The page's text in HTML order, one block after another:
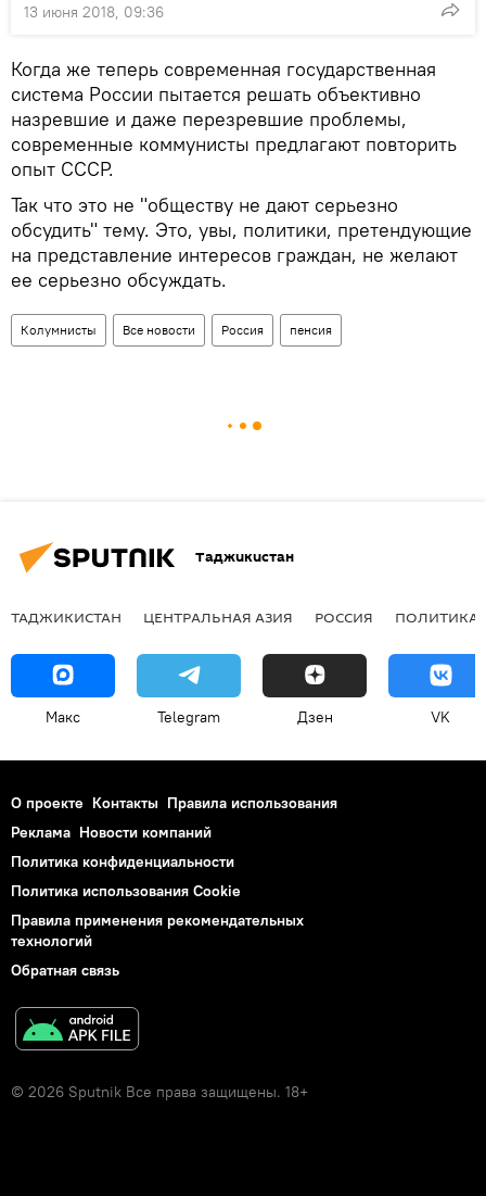
13 июня 2018, 09:36
Когда же теперь современная государственная
система России пытается решать объективно
назревшие и даже перезревшие проблемы,
современные коммунисты предлагают повторить
опыт СССР.
Так что это не "обществу не дают серьезно
обсудить" тему. Это, увы, политики, претендующие
на представление интересов граждан, не желают
ее серьезно обсуждать.
Колумнисты Все новости Россия пенсия
Таджикистан
ТАДЖИКИСТАН ЦЕНТРАЛЬНАЯ АЗИЯ РОССИЯ ПОЛИТИКА
Макс Telegram Дзен VK
О проекте Контакты Правила использования
Реклама Новости компаний
Политика конфиденциальности
Политика использования Cookie
Правила применения рекомендательных
технологий
Обратная связь
© 2026 Sputnik Все права защищены. 18+